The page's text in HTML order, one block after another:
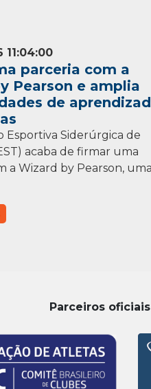
11:04:00
parceria com a
Pearson e amplia
de
Esportiva Siderúrgica de
acaba de firmar uma
a Wizard by Pearson, uma
Parceiros